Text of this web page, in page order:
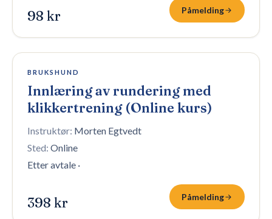
98 kr Påmelding
Åpen påmelding
BRUKSHUND
Innlæring av rundering med
klikkertrening (Online kurs)
Instruktør: Morten Egtvedt
Sted: Online
Etter avtale ·
398 kr Påmelding